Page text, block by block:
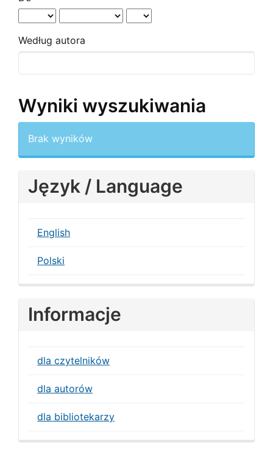
Według autora
Wyniki wyszukiwania
Brak wyników
Język / Language
English
Polski
Informacje
dla czytelników
dla autorów
dla bibliotekarzy